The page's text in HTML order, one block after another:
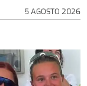
5 AGOSTO 2026